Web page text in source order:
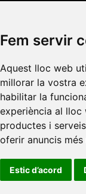
Fem servir
Aquest lloc web
millorar la vostra
habilitar la
experiència al lloc
productes i
oferir anuncis
Estic d’acord
de
Catalunya •
•Universitat
de Sàsser•